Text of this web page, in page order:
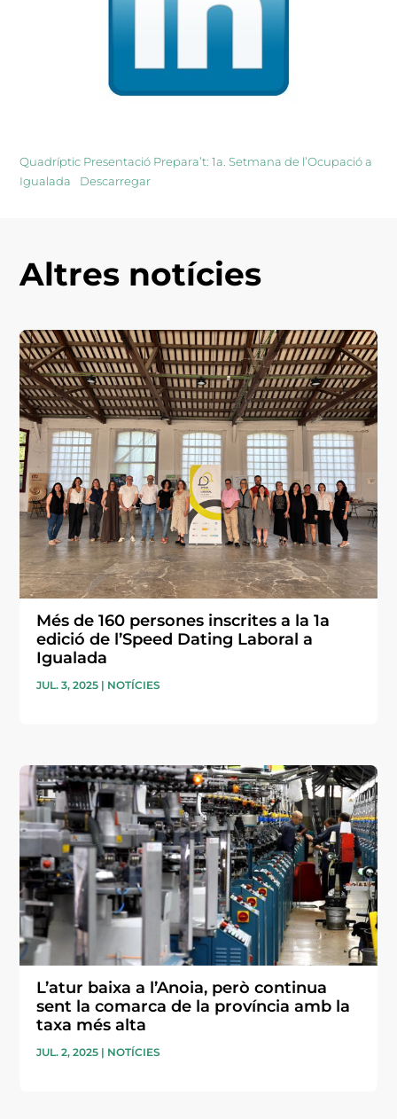
Quadríptic Presentació Prepara’t: 1a. Setmana de l’Ocupació a
Igualada
Descarregar
Altres notícies
Més de 160 persones inscrites a la 1a
edició de l’Speed Dating Laboral a
Igualada
JUL. 3, 2025 | NOTÍCIES
L’atur baixa a l’Anoia, però continua
sent la comarca de la província amb la
taxa més alta
JUL. 2, 2025 | NOTÍCIES